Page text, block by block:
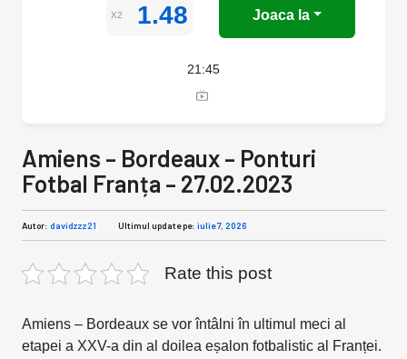
X2 1.48 Joaca la
21:45
Amiens – Bordeaux – Ponturi
Fotbal Franța – 27.02.2023
Autor: davidzzz21 Ultimul update pe: iulie 7, 2026
Rate this post
Amiens – Bordeaux se vor întâlni în ultimul meci al
etapei a XXV-a din al doilea eșalon fotbalistic al Franței.